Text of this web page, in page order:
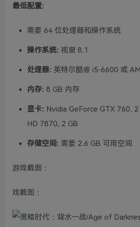
最低配置:
需要 64 位处理器和操作系统
操作系统: 视窗 8.1
处理器: 英特尔酷睿 i5-6600 或
内存: 8 GB 内存
显卡: Nvidia GeForce GTX 760,
HD 7870, 2 GB
存储空间: 需要 2.6 GB 可用空间
游戏截图：
戏截图：